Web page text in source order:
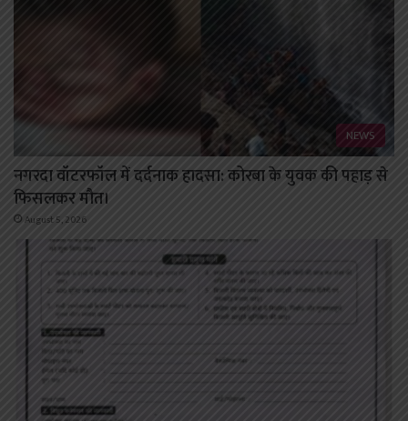
NEWS
नगरदा वॉटरफॉल में दर्दनाक हादसा: कोरबा के युवक की पहाड़ से
फिसलकर मौत।
August 5, 2026